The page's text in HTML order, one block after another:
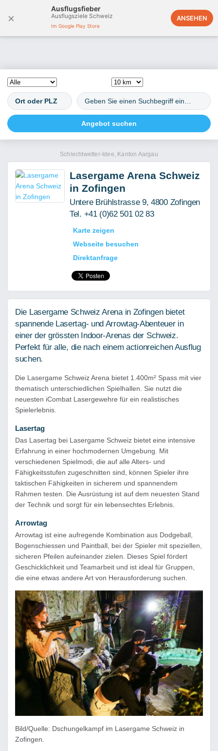
×
Ausflugsfieber
Ausflugsziele Schweiz
Im Google Play Store
ANSEHEN
Österreich
Schlechtwetter-Idee, Kanton Aargau
Lasergame Arena Schweiz
in Zofingen
Untere Brühlstrasse 9, 4800 Zofingen
Tel. +41 (0)62 501 02 83
Karte zeigen
Webseite besuchen
Direktanfrage
Die Lasergame Schweiz Arena in Zofingen bietet
spannende Lasertag- und Arrowtag-Abenteuer in
einer der grössten Indoor-Arenas der Schweiz.
Perfekt für alle, die nach einem actionreichen Ausflug
suchen.
Die Lasergame Schweiz Arena bietet 1.400m² Spass mit vier
thematisch unterschiedlichen Spielhallen. Sie nutzt die
neuesten iCombat Lasergewehre für ein realistisches
Spielerlebnis.
Lasertag
Das Lasertag bei Lasergame Schweiz bietet eine intensive
Erfahrung in einer hochmodernen Umgebung. Mit
verschiedenen Spielmodi, die auf alle Alters- und
Fähigkeitsstufen zugeschnitten sind, können Spieler ihre
taktischen Fähigkeiten in sicherem und spannendem
Rahmen testen. Die Ausrüstung ist auf dem neuesten Stand
der Technik und sorgt für ein lebensechtes Erlebnis.
Arrowtag
Arrowtag ist eine aufregende Kombination aus Dodgeball,
Bogenschiessen und Paintball, bei der Spieler mit speziellen,
sicheren Pfeilen aufeinander zielen. Dieses Spiel fördert
Geschicklichkeit und Teamarbeit und ist ideal für Gruppen,
die eine etwas andere Art von Herausforderung suchen.
Bild/Quelle: Dschungelkampf im Lasergame Schweiz in
Zofingen.